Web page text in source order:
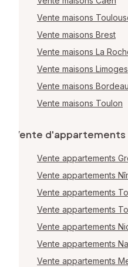
Vente maisons
Vente maisons Brest
Vente maisons La
Vente maisons Limoges
Vente maisons
Vente maisons Toulon
Vente d'appartements
Vente appartements
Vente appartements
Vente appartements
Vente appartements
Vente appartements
Vente appartements
Vente appartements